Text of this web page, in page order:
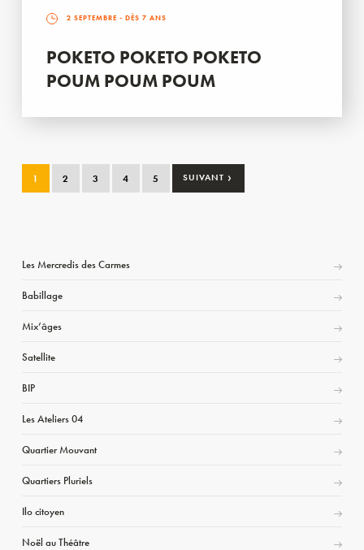
2 SEPTEMBRE - DÈS 7 ANS
POKETO POKETO POKETO
POUM POUM POUM
1 2 3 4 5 SUIVANT ›
Les Mercredis des Carmes
Babillage
Mix’âges
Satellite
BIP
Les Ateliers 04
Quartier Mouvant
Quartiers Pluriels
Ilo citoyen
Noël au Théâtre